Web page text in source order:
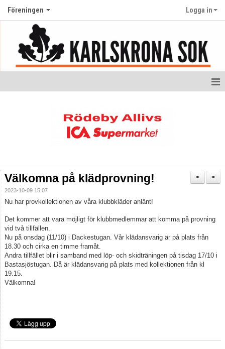
Föreningen Logga in
Anmälan klubbaktiviteter
Föreningsuppgifter och öppna dokument
Grafisk profil
Klubbkläder
Gynna klubben
>
<
Välkomna på klädprovning!
2023-10-09 15:07
Nu har provkollektionen av våra klubbkläder anlänt!
Det kommer att vara möjligt för klubbmedlemmar att komma på provning
vid två tillfällen.
Nu på onsdag (11/10) i Dackestugan. Vår klädansvarig är på plats från
18.30 och cirka en timme framåt.
Andra tillfället blir i samband med löp- och skidträningen på tisdag 17/10 i
Bastasjöstugan. Då är klädansvarig på plats med kollektionen från kl
19.15.
Välkomna!